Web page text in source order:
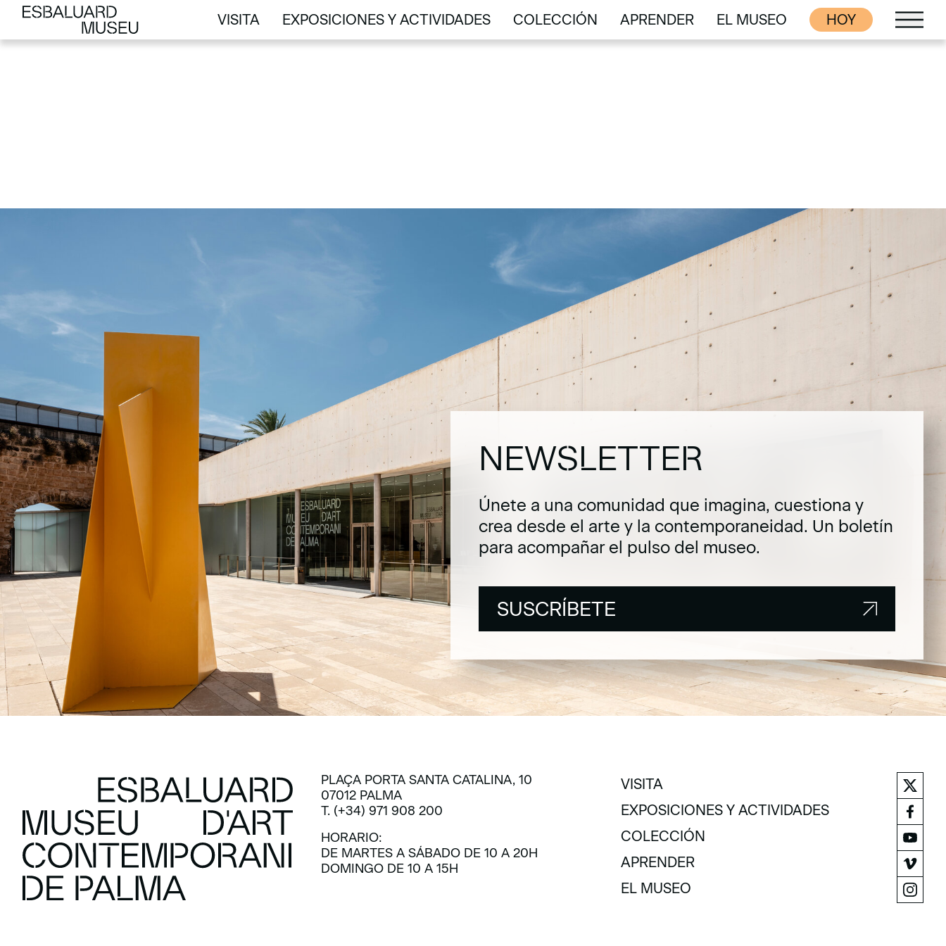
VISITA
VISITA
EXPOSICIONES Y ACTIVIDADES
EXPOSICIONES Y ACTIVIDADES
COLECCIÓN
COLECCIÓN
APRENDER
APRENDER
EL MUSEO
EL MUSEO
HOY
NEWSLETTER
Únete a una comunidad que imagina, cuestiona y
crea desde el arte y la contemporaneidad. Un boletín
para acompañar el pulso del museo.
SUSCRÍBETE
PLAÇA PORTA SANTA CATALINA, 10
07012 PALMA
T. (+34) 971 908 200
HORARIO:
DE MARTES A SÁBADO DE 10 A 20H
DOMINGO DE 10 A 15H
VISITA
VISITA
EXPOSICIONES Y ACTIVIDADES
EXPOSICIONES Y ACTIVIDADES
COLECCIÓN
COLECCIÓN
APRENDER
APRENDER
EL MUSEO